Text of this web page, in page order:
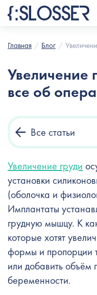
Главная Блог
Увеличение
все об
Все статьи
Увеличение груди
установки
(оболочка и
Имплантаты
грудную мышцу. К
которые хотят
формы и пропорции
или добавить объём
беременности.